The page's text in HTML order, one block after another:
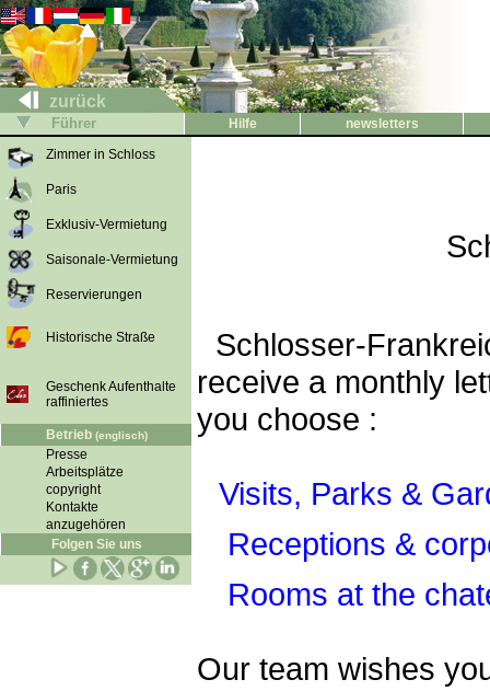
zurück
Führer Hilfe
newsletters
Zimmer in Schloss
Paris
Exklusiv-Vermietung
Saisonale-Vermietung
Reservierungen
Historische Straße
Geschenk Aufenthalte
raffiniertes
Betrieb (englisch)
Presse
Arbeitsplätze
copyright
Kontakte
anzugehören
Folgen Sie uns
Schlosser-
receive a monthly
you choose :
Visits, Parks &
Receptions &
Rooms at the
Our team wishes